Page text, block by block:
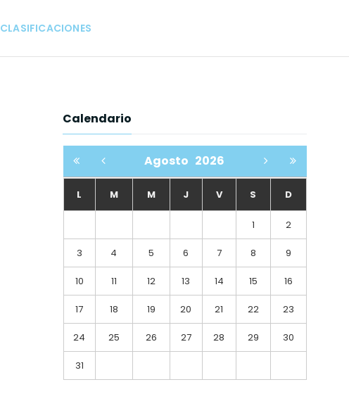
CLASIFICACIONES
Calendario
Agosto 2026
L M M J V S D
1 2
3 4 5 6 7 8 9
10 11 12 13 14 15 16
17 18 19 20 21 22 23
24 25 26 27 28 29 30
31